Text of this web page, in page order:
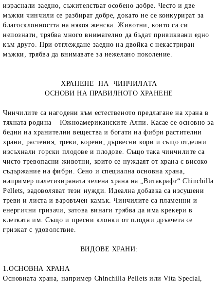
израснали заедно, съжителстват особено добре. Често и две
мъжки чинчили се разбират добре, докато не се конкурират за
благосклонността на някоя женска. Животни, които са си
непознати, трябва много внимателно да бъдат привиквани едно
към друго. При отглеждане заедно на двойка с некастриран
мъжки, трябва да внимавате за нежелано поколение.
ХРАНЕНЕ НА ЧИНЧИЛАТА
ОСНОВИ НА ПРАВИЛНОТО ХРАНЕНЕ
Чинчилите са нагодени към естественото предлагане на храна в
тяхната родина – Южноамериканските Алпи. Касае се основно за
бедни на хранителни вещества и богати на фибри растителни
храни, растения, треви, корени, дървесни кори и също отделни
изсъхнали горски плодове и плодове. Също така чинчилите са
чисто тревопасни животни, които се нуждаят от храна с високо
съдържание на фибри. Сено и специална основна храна,
например палетизираната зелена храна на „Витакрафт“Chinchilla
Pellets, задоволяват тези нужди. Идеална добавка са изсушени
треви и листа и варовъчен камък. Чинчилите са пламенни и
енергични гризачи, затова винаги трябва да има крекери в
клетката им. Също и пресни клонки от плодни дръвчета се
гризкат с удоволствие.
ВИДОВЕ ХРАНИ:
1.ОСНОВНА ХРАНА
Основната храна, например Chinchilla PelletsилиVita Special,